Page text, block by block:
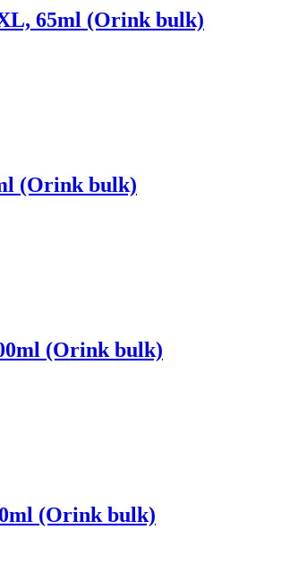
65ml (Orink bulk)
(Orink bulk)
(Orink bulk)
(Orink bulk)